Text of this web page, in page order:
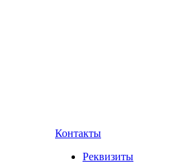
Контакты
Реквизиты